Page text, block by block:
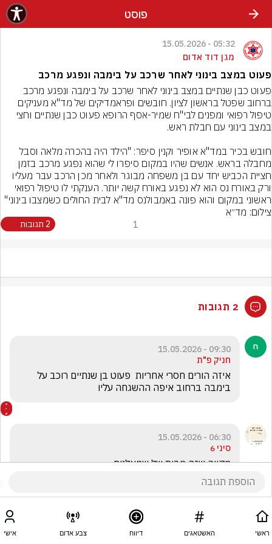
פוסט
05:32 - 15.05.2026
מגן דוד אדום
פעוט במצב בינוני לאחר שרכב על בימבה ונפגע מרכב
חובש בכיר במד"א אופיר וקנין סיפר: "הילד היה בהכרה מלאה וסבל
ראשוני במקום והוא פונה באמבולנס מד"א לבית החולים כשמצבו בינוני"
צילום: מד״א
1 2 תגובות
2 תגובות
09:30 - 15.05.2026
חניק פ"ת
בימבה ברחוב איפה ההשגחה עליו
06:30 - 15.05.2026
סיני 6
מקווה שזה מבית של שמאלנים
ראשי האשטאגים דיווח צבע אדום אישי